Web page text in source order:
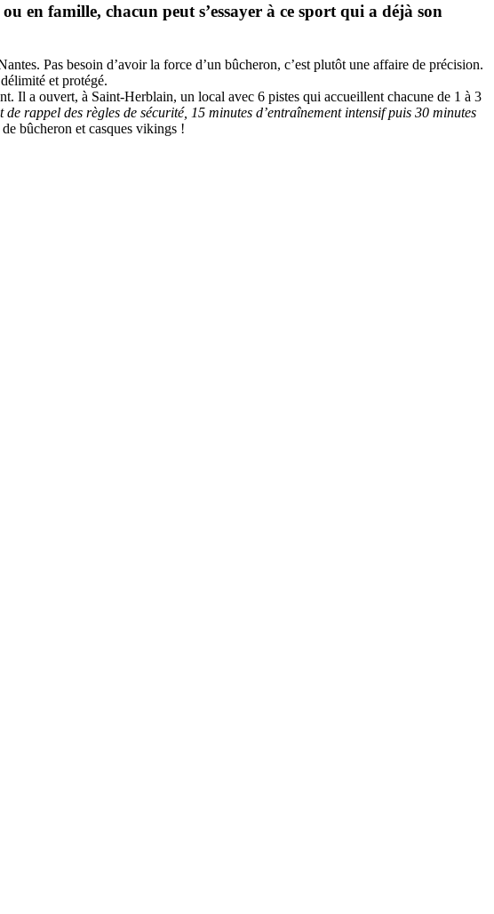
en famille, chacun peut s’essayer à ce sport qui a déjà son
Pas besoin d’avoir la force d’un bûcheron, c’est plutôt une affaire de précision.
et protégé.
Il a ouvert, à Saint-Herblain, un local avec 6 pistes qui accueillent chacune de 1 à 3
rappel des règles de sécurité, 15 minutes d’entraînement intensif puis 30 minutes
bûcheron et casques vikings !